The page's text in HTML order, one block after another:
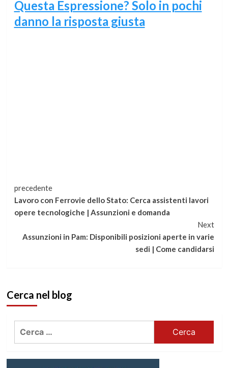
Questa Espressione? Solo in pochi
danno la risposta giusta
Continua
a
leggere
precedente
Lavoro con Ferrovie dello Stato: Cerca assistenti lavori
opere tecnologiche | Assunzioni e domanda
Next
Assunzioni in Pam: Disponibili posizioni aperte in varie
sedi | Come candidarsi
Cerca nel blog